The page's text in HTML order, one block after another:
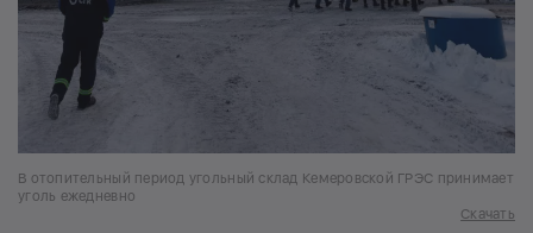
В отопительный период угольный склад Кемеровской ГРЭС принимает
уголь ежедневно
Скачать